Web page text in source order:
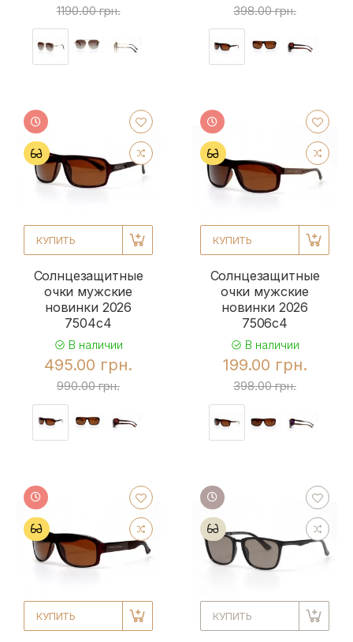
1190.00 грн. 398.00 грн.
КУПИТЬ
Солнцезащитные
очки мужские
новинки 2026
7504c4
В наличии
495.00 грн.
990.00 грн.
КУПИТЬ
Солнцезащитные
очки мужские
новинки 2026
7506c4
В наличии
199.00 грн.
398.00 грн.
КУПИТЬ КУПИТЬ